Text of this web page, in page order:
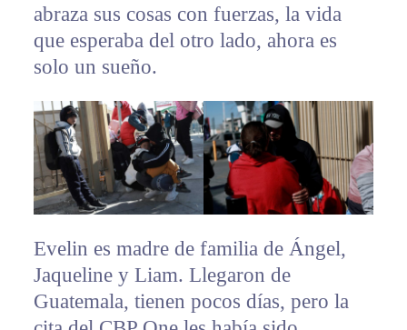
abraza sus cosas con fuerzas, la vida
que esperaba del otro lado, ahora es
solo un sueño.
Evelin es madre de familia de Ángel,
Jaqueline y Liam. Llegaron de
Guatemala, tienen pocos días, pero la